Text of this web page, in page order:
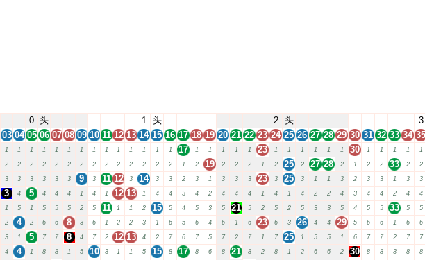
0 头 1 头 2 头 3
03 04 05 06 07 08 09 10 11 12 13 14 15 16 17 18 19 20 21 22 23 24 25 26 27 28 29 30 31 32 33 34 35
1 1 1 1 1 1 1 1 1 1 1 1 1 1 17 1 1 1 1 1 23 1 1 1 1 1 1 30 1 1 1 1 1
2 2 2 2 2 2 2 2 2 2 2 2 2 2 1 2 19 2 2 2 1 2 25 2 27 28 2 1 2 2 33 2 2
3 3 3 3 3 3 9 3 11 12 3 14 3 3 2 3 1 3 3 3 23 3 25 3 1 1 3 2 3 3 1 3 3
3 4 5 4 4 4 1 4 1 12 13 1 4 4 3 4 2 4 4 4 1 4 1 4 2 2 4 3 4 4 2 4 4
1 5 1 5 5 5 2 5 11 1 1 2 15 5 4 5 3 5 21 5 2 5 2 5 3 3 5 4 5 5 33 5 5
2 4 2 6 6 8 3 6 1 2 2 3 1 6 5 6 4 6 1 6 23 6 3 26 4 4 29 5 6 6 1 6 6
3 1 5 7 7 8 4 7 2 12 13 4 2 7 6 7 5 7 2 7 1 7 25 1 5 5 1 6 7 7 2 7 7
4 4 1 8 8 1 5 10 3 1 1 5 15 8 17 8 6 8 21 8 2 8 1 2 6 6 2 30 8 8 3 8 8